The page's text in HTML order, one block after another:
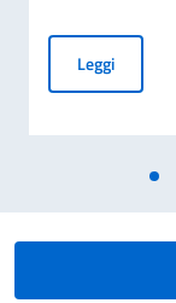
LeggiAvviso